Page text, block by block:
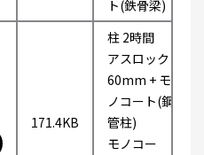
ト(鉄骨梁)
171.4KB
柱 2時間
アスロック
60mm + モ
ノコート(鋼
管柱)
モノコー